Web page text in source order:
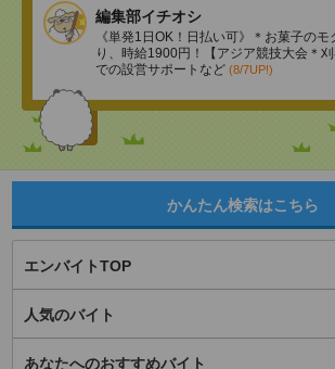
編集部イチオシ
《単発1日OK！日払い可》＊お菓子の
り、時給1900円！【アジア競技大会＊
での設営サポートなど (8/7UP!)
かんたん検索はこちら
エンバイトTOP
人気のバイト
あなたへのおすすめバイト